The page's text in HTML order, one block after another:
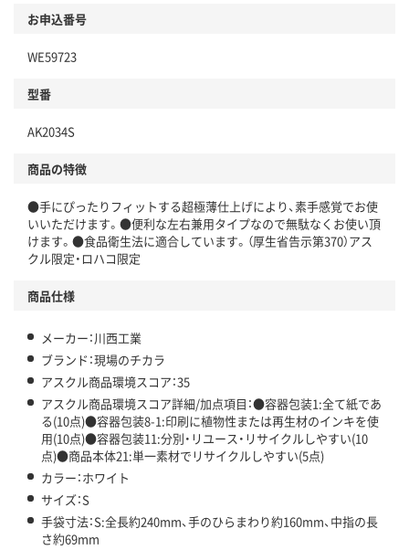
商品
本体
仕組
この商品の環境配慮ポイントです。下記商品詳細「
アスクル商品環境スコア詳細／加点項目
」で確認できます。
お申込番号
WE59723
型番
AK2034S
商品の特徴
●手にぴったりフィットする超極薄仕上げにより、素手感覚でお使
いいただけます。●便利な左右兼用タイプなので無駄なくお使い頂
けます。●食品衛生法に適合しています。（厚生省告示第370）アス
クル限定・ロハコ限定
商品仕様
メーカー：川西工業
ブランド：現場のチカラ
アスクル商品環境スコア：35
アスクル商品環境スコア詳細/加点項目：●容器包装1:全て紙であ
る(10点)●容器包装8-1:印刷に植物性または再生材のインキを使
用(10点)●容器包装11:分別・リユース・リサイクルしやすい(10
点)●商品本体21:単一素材でリサイクルしやすい(5点)
カラー：ホワイト
サイズ：S
手袋寸法：S:全長約240mm、手のひらまわり約160mm、中指の長
さ約69mm